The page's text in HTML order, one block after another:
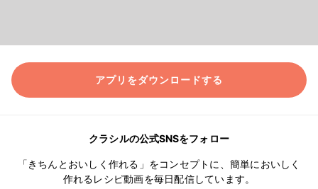
アプリをダウンロードする
クラシルの公式SNSをフォロー
「きちんとおいしく作れる」をコンセプトに、簡単においしく
作れるレシピ動画を毎日配信しています。